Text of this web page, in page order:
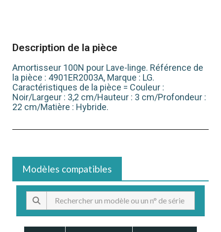
Description de la pièce
Amortisseur 100N pour Lave-linge. Référence de
la pièce : 4901ER2003A, Marque : LG.
Caractéristiques de la pièce = Couleur :
Noir/Largeur : 3,2 cm/Hauteur : 3 cm/Profondeur :
22 cm/Matière : Hybride.
Modèles compatibles